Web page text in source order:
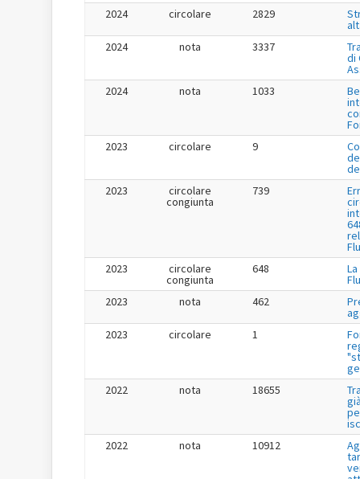
2024
circolare 2829
2024
nota 3337
di
2024
nota 1033
2023
circolare 9
2023
circolare
congiunta
739
2023
circolare
congiunta
648
2023
nota 462
2023
circolare 1
2022
nota 18655
2022
nota 10912